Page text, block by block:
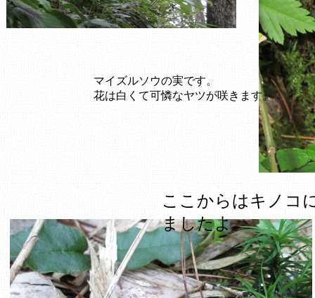
ここからはキノコ
ましたよ。
マイズルソウの実です。
花は白くて可憐なヤツが咲きます。